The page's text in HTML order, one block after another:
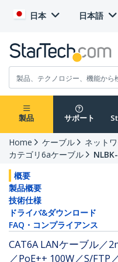
日本 日本語
製品 サポート
Home ケーブル
ネット
カテゴリ6aケーブル
概要
製品概要
技術仕様
ドライバ&ダウンロード
FAQ・コンプライアンス
CAT6A LANケーブル／
／PoE++ 100W／S/